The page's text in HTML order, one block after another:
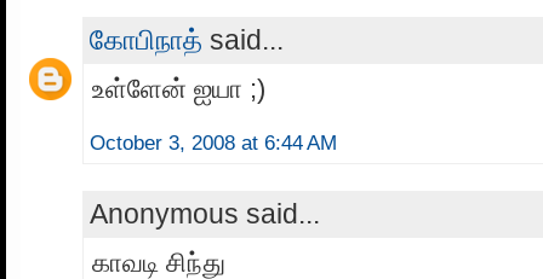
கோபிநாத் said...
உள்ளேன் ஐயா ;)
October 3, 2008 at 6:44 AM
Anonymous said...
காவடி சிந்து